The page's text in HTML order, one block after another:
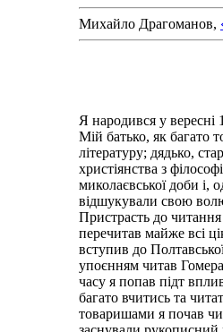
Михайло Драгоманов,
Я народився у вересні
Мій батько, як багато
літературу; дядько,
христіянства з
миколаєвської доби і,
відшукували свою
Пристрасть до
перечитав майже всі
вступив до
упоєнням читав Гомера
часу я попав підт
багато вчитись та
товаришами я почав